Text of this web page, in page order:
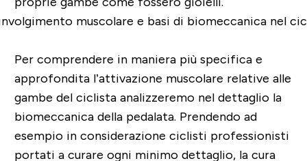
Per comprendere in maniera più specifica e
approfondita l’attivazione muscolare relative alle
gambe del ciclista analizzeremo nel dettaglio la
biomeccanica della pedalata. Prendendo ad
esempio in considerazione ciclisti professionisti
portati a curare ogni minimo dettaglio, la cura